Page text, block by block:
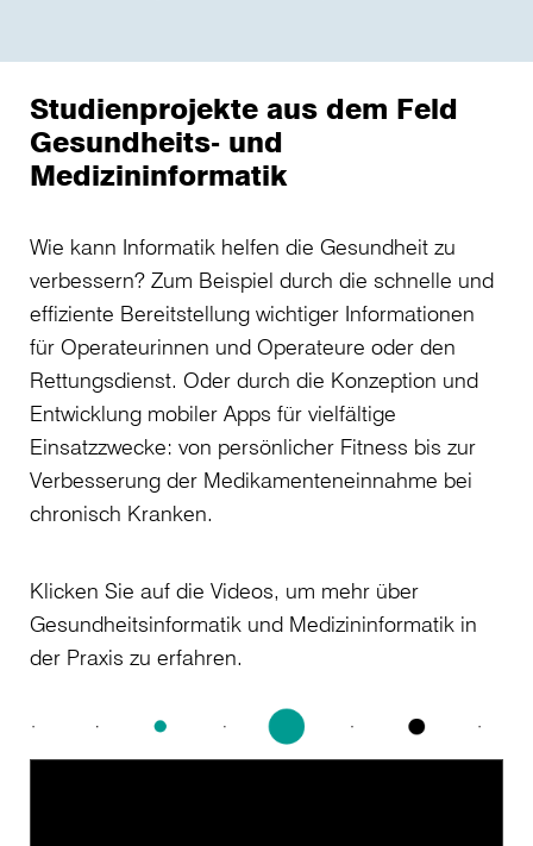
Studienprojekte aus dem Feld
Gesundheits- und
Medizininformatik
Wie kann Informatik helfen die Gesundheit zu
verbessern? Zum Beispiel durch die schnelle und
effiziente Bereitstellung wichtiger Informationen
für Operateurinnen und Operateure oder den
Rettungsdienst. Oder durch die Konzeption und
Entwicklung mobiler Apps für vielfältige
Einsatzzwecke: von persönlicher Fitness bis zur
Verbesserung der Medikamenteneinnahme bei
chronisch Kranken.
Klicken Sie auf die Videos, um mehr über
Gesundheitsinformatik und Medizininformatik in
der Praxis zu erfahren.